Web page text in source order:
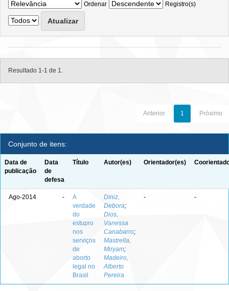
Ordenar
Registro(s)
Resultado 1-1 de 1.
Anterior 1 Próximo
Conjunto de itens:
Data de
publicação
Data
de
defesa
Título Autor(es) Orientador(es)
Ago-2014 -
A
verdade
do
estupro
nos
serviços
de
aborto
legal no
Brasil
Diniz,
Debora;
Dios,
Vanessa
Canabarro;
Mastrella,
Miryam;
Madeiro,
Alberto
Pereira
- -